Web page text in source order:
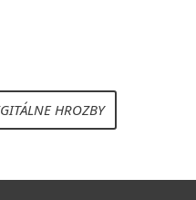
HROZBY